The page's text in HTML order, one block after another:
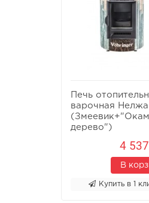
Печь
варочная Нелжа
дерево")
4
В
Купить в 1